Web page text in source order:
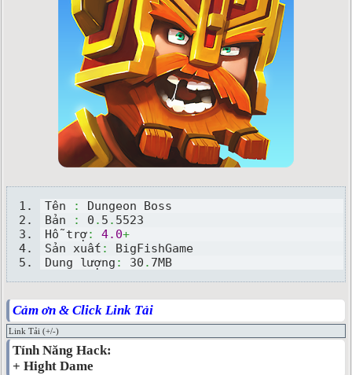
Tên :
Dungeon Boss
Bản
: 0 . 5 . 5523
Hỗ trợ: 4.0+
Sản xuất :
BigFishGame
Dung lượng : 30 . 7MB
Cảm ơn & Click Link Tải
Link Tải (+/-)
Tính Năng Hack:
+ Hight Dame